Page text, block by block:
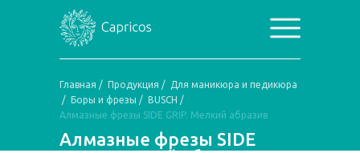
Главная / Продукция / Для маникюра и педикюра
/ Боры и фрезы / BUSCH /
Алмазные фрезы SIDE GRIP. Мелкий абразив
Алмазные фрезы SIDE